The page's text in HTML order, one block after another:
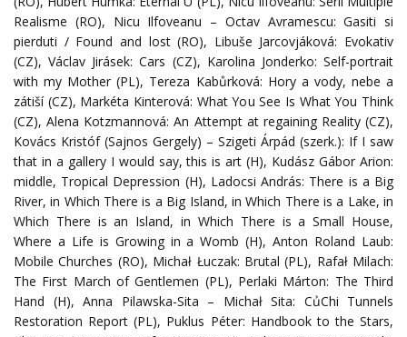
Realisme (RO), Nicu Ilfoveanu – Octav Avramescu: Gasiti si
pierduti / Found and lost (RO), Libuše Jarcovjáková: Evokativ
(CZ), Václav Jirásek: Cars (CZ), Karolina Jonderko: Self-portrait
with my Mother (PL), Tereza Kabůrková: Hory a vody, nebe a
zátiší (CZ), Markéta Kinterová: What You See Is What You Think
(CZ), Alena Kotzmannová: An Attempt at regaining Reality (CZ),
Kovács Kristóf (Sajnos Gergely) – Szigeti Árpád (szerk.): If I saw
that in a gallery I would say, this is art (H), Kudász Gábor Arion:
middle, Tropical Depression (H), Ladocsi András: There is a Big
River, in Which There is a Big Island, in Which There is a Lake, in
Which There is an Island, in Which There is a Small House,
Where a Life is Growing in a Womb (H), Anton Roland Laub:
Mobile Churches (RO), Michał Łuczak: Brutal (PL), Rafał Milach:
The First March of Gentlemen (PL), Perlaki Márton: The Third
Hand (H), Anna Pilawska-Sita – Michał Sita: CủChi Tunnels
Restoration Report (PL), Puklus Péter: Handbook to the Stars,